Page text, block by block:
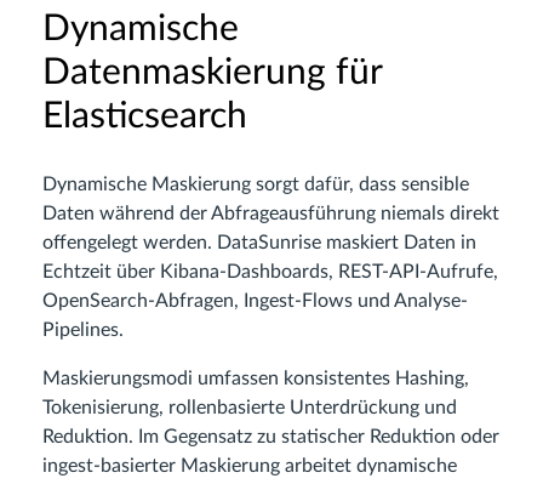
Dynamische
Datenmaskierung für
Elasticsearch
Dynamische Maskierung sorgt dafür, dass sensible
Daten während der Abfrageausführung niemals direkt
offengelegt werden. DataSunrise maskiert Daten in
Echtzeit über Kibana-Dashboards, REST-API-Aufrufe,
OpenSearch-Abfragen, Ingest-Flows und Analyse-
Pipelines.
Maskierungsmodi umfassen konsistentes Hashing,
Tokenisierung, rollenbasierte Unterdrückung und
Reduktion. Im Gegensatz zu statischer Reduktion oder
ingest-basierter Maskierung arbeitet dynamische